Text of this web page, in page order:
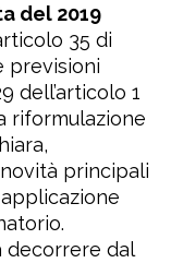
del 2019
35 di
previsioni
dell’articolo 1
riformulazione
principali
decorrere dal